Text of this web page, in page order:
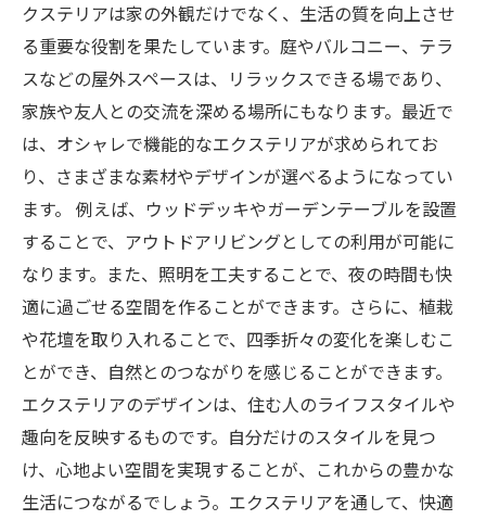
クステリアは家の外観だけでなく、生活の質を向上させ
る重要な役割を果たしています。庭やバルコニー、テラ
スなどの屋外スペースは、リラックスできる場であり、
家族や友人との交流を深める場所にもなります。最近で
は、オシャレで機能的なエクステリアが求められてお
り、さまざまな素材やデザインが選べるようになってい
ます。 例えば、ウッドデッキやガーデンテーブルを設置
することで、アウトドアリビングとしての利用が可能に
なります。また、照明を工夫することで、夜の時間も快
適に過ごせる空間を作ることができます。さらに、植栽
や花壇を取り入れることで、四季折々の変化を楽しむこ
とができ、自然とのつながりを感じることができます。
エクステリアのデザインは、住む人のライフスタイルや
趣向を反映するものです。自分だけのスタイルを見つ
け、心地よい空間を実現することが、これからの豊かな
生活につながるでしょう。エクステリアを通して、快適